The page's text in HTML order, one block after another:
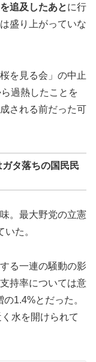
追及したあとに行
盛り上がっていな
を見る会」の中止
過熱したことを
される前だった可
タ落ちの国民民
。最大野党の立憲
た。
る一連の騒動の影
持率については意
1.4%とだった。
水を開けられて